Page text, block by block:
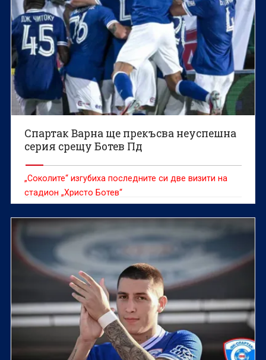
Спартак Варна ще прекъсва неуспешна
серия срещу Ботев Пд
„Соколите“ изгубиха последните си две визити на
стадион „Христо Ботев“